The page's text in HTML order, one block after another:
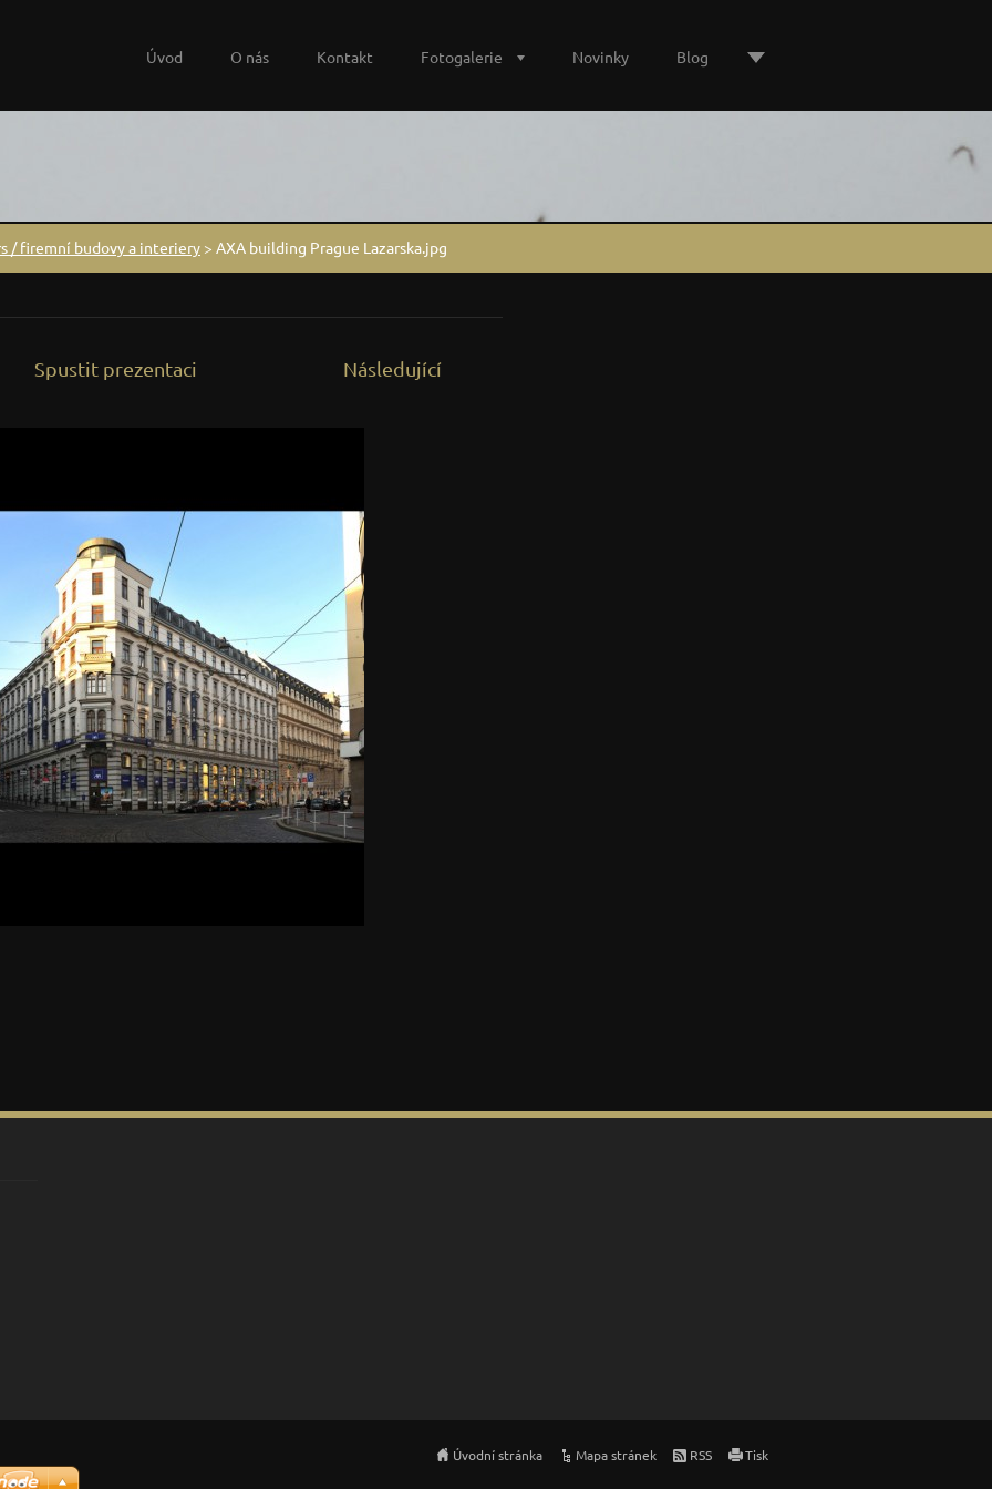
Úvod O nás Kontakt Fotogalerie Novinky Blog
/ firemní budovy a interiery > AXA building Prague Lazarska.jpg
Spustit prezentaci Následující
Úvodní stránka Mapa stránek RSS Tisk